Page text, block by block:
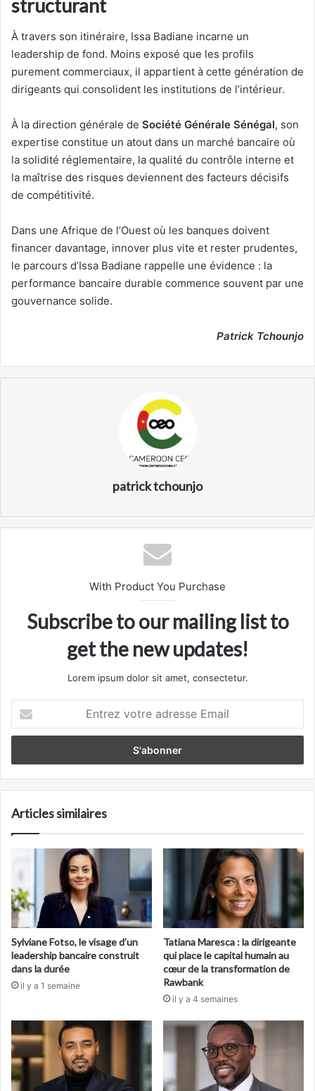
structurant
À travers son itinéraire, Issa Badiane incarne un
leadership de fond. Moins exposé que les profils
purement commerciaux, il appartient à cette génération de
dirigeants qui consolident les institutions de l’intérieur.
À la direction générale de Société Générale Sénégal, son
expertise constitue un atout dans un marché bancaire où
la solidité réglementaire, la qualité du contrôle interne et
la maîtrise des risques deviennent des facteurs décisifs
de compétitivité.
Dans une Afrique de l’Ouest où les banques doivent
financer davantage, innover plus vite et rester prudentes,
le parcours d’Issa Badiane rappelle une évidence : la
performance bancaire durable commence souvent par une
gouvernance solide.
Patrick Tchounjo
patrick tchounjo
With Product You Purchase
Subscribe to our mailing list to
get the new updates!
Lorem ipsum dolor sit amet, consectetur.
votre
adresse
Articles similaires
Sylviane Fotso, le visage d’un
leadership bancaire construit
dans la durée
il y a 1 semaine
Tatiana Maresca : la dirigeante
qui place le capital humain au
cœur de la transformation de
Rawbank
il y a 4 semaines